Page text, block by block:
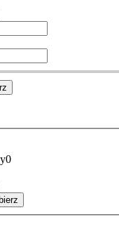
0